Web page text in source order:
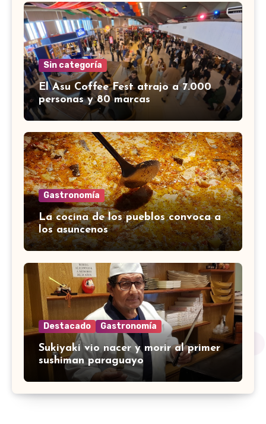
Sin categoría
El Asu Coffee Fest atrajo a 7.000
personas y 80 marcas
Gastronomía
La cocina de los pueblos convoca a
los asuncenos
Destacado Gastronomía
Sukiyaki vio nacer y morir al primer
sushiman paraguayo